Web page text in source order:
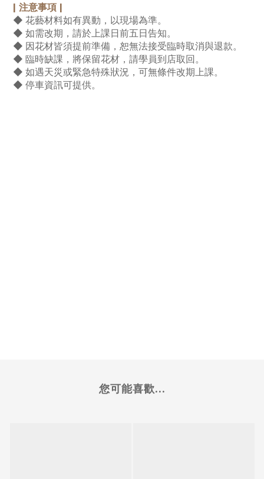
注意事項
◆ 花藝材料如有異動，以現場為準。
◆ 如需改期，請於上課日前五日告知。
◆ 因花材皆須提前準備，恕無法接受臨時取消與退款。
◆ 臨時缺課，將保留花材，請學員到店取回。
◆ 如遇天災或緊急特殊狀況，可無條件改期上課。
◆ 停車資訊可提供。
您可能喜歡...